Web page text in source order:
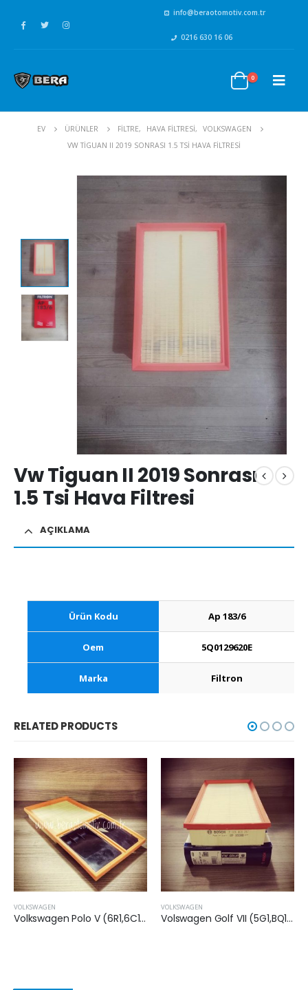
info@beraotomotiv.com.tr
0216 630 16 06
0
EV ÜRÜNLER FİLTRE, HAVA FİLTRESİ,
VOLKSWAGEN
VW TIGUAN II 2019 SONRASI 1.5 TSI HAVA FILTRESI
Vw Tiguan II 2019 Sonrası
1.5 Tsi Hava Filtresi
AÇIKLAMA
Ürün Kodu Ap 183/6
Oem 5Q0129620E
Marka Filtron
RELATED PRODUCTS
VOLKSWAGEN
Volkswagen Polo V (6R1,6C1) 2009-2014 Arası 1.4 Benzinli Hava Filtresi
VOLKSWAGEN
Volswagen Golf VII (5G1,BQ1,BE1,BE2) 2013 Sonrası 1.6 Dizel Hava Filtresi